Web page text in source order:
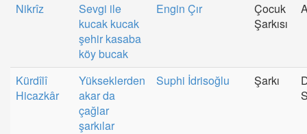
Nikrîz
Sevgi ile
kucak kucak
şehir kasaba
köy bucak
Engin Çır
Çocuk
Şarkısı
Kürdîlî
Hicazkâr
Yükseklerden
akar da
çağlar
şarkılar
Suphi İdrisoğlu Şarkı